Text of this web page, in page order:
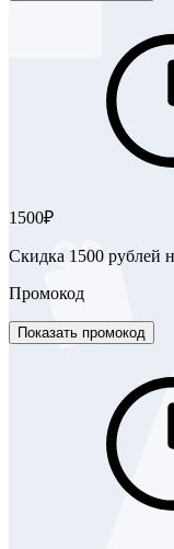
1500₽
Скидка 1500 рублей
Промокод
Показать промокод